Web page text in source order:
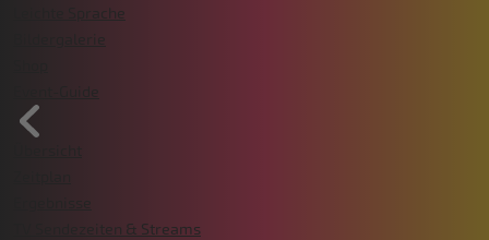
Leichte Sprache
Bildergalerie
TV Sendezeiten & Streams